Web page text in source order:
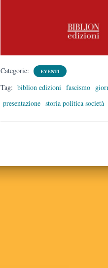
Categorie: EVENTI
Tag: biblion edizioni fascismo
presentazione storia politica società